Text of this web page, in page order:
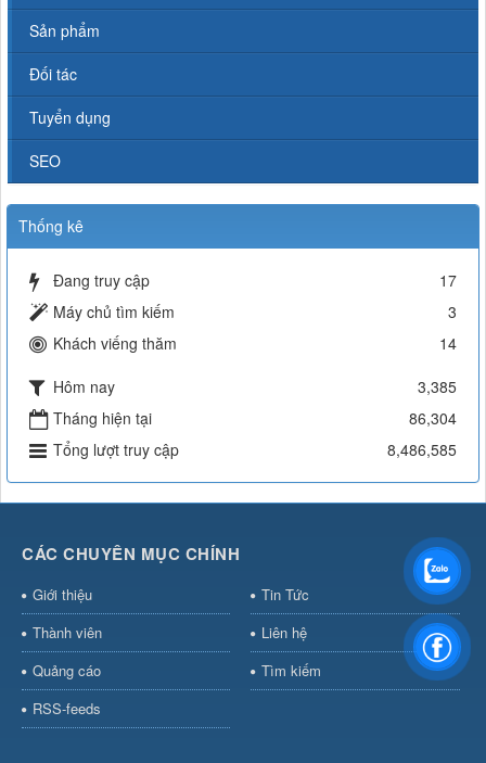
Sản phẩm
Đối tác
Tuyển dụng
SEO
Thống kê
Đang truy cập
17
Máy chủ tìm kiếm
3
Khách viếng thăm
14
Hôm nay
3,385
Tháng hiện tại
86,304
Tổng lượt truy cập
8,486,585
CÁC CHUYÊN MỤC CHÍNH
Giới thiệu
Tin Tức
Thành viên
Liên hệ
Quảng cáo
Tìm kiếm
RSS-feeds